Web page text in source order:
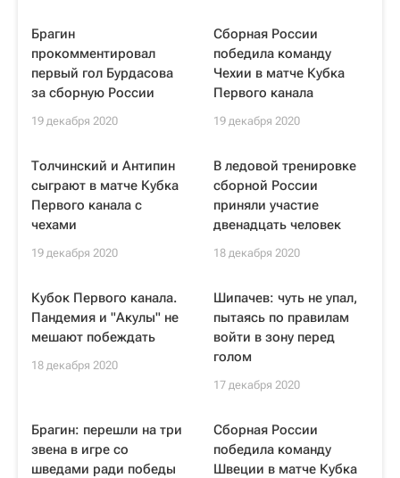
Брагин
прокомментировал
первый гол Бурдасова
за сборную России
19 декабря 2020
Сборная России
победила команду
Чехии в матче Кубка
Первого канала
19 декабря 2020
Толчинский и Антипин
сыграют в матче Кубка
Первого канала с
чехами
19 декабря 2020
В ледовой тренировке
сборной России
приняли участие
двенадцать человек
18 декабря 2020
Кубок Первого канала.
Пандемия и "Акулы" не
мешают побеждать
18 декабря 2020
Шипачев: чуть не упал,
пытаясь по правилам
войти в зону перед
голом
17 декабря 2020
Брагин: перешли на три
звена в игре со
шведами ради победы
Сборная России
победила команду
Швеции в матче Кубка